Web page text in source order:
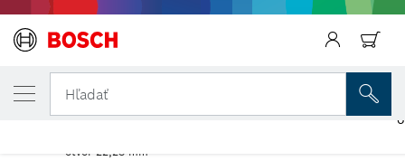
Hľadať
otvor 22,23 mm
VYBRANÁ VERZIA
Diamantový rezací kotúč PRO Stone